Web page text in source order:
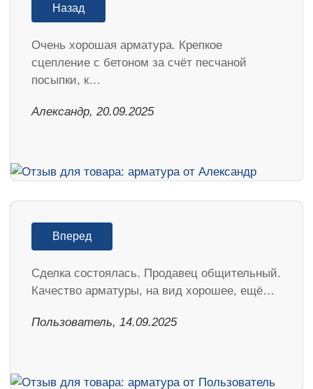
Назад
Очень хорошая арматура. Крепкое
сцепление с бетоном за счёт песчаной
посыпки, к…
Александр, 20.09.2025
Вперед
Сделка состоялась. Продавец общительный.
Качество арматуры, на вид хорошее, ещё…
Пользователь, 14.09.2025